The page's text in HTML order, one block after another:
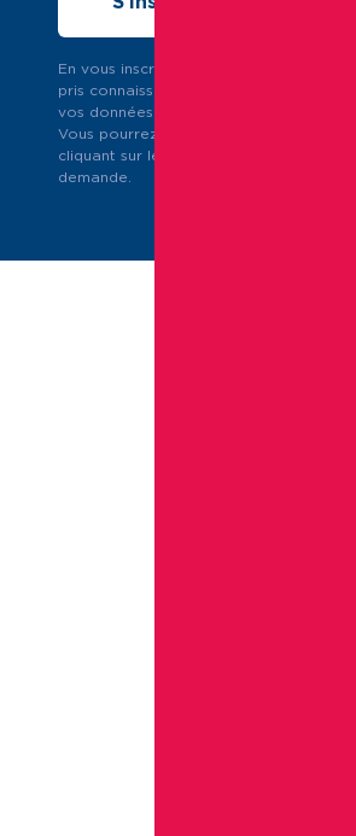
En vous inscrivant à la newsletter, vous
pris connaissance de notre
vos données personnelles.
Vous pourrez vous désinscrire à tout
cliquant sur le lien en bas de la
demande.